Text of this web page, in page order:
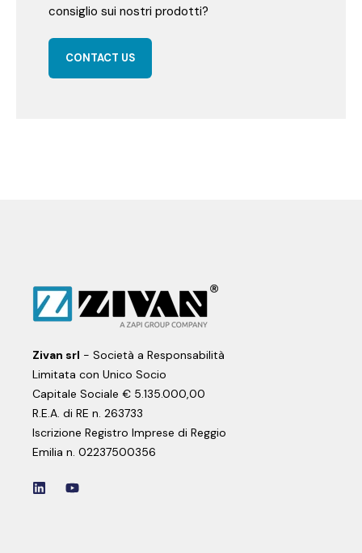
consiglio sui nostri prodotti?
CONTACT US
Zivan srl - Società a Responsabilità
Limitata con Unico Socio
Capitale Sociale € 5.135.000,00
R.E.A. di RE n. 263733
Iscrizione Registro Imprese di Reggio
Emilia n. 02237500356